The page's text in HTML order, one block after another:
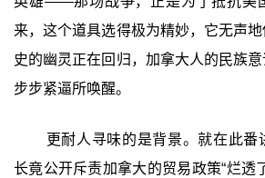
来，这个道具选得极为精妙，它无声
史的幽灵正在回归，加拿大人的民族
步步紧逼所唤醒。
更耐人寻味的是背景。就在此番
长竟公开斥责加拿大的贸易政策“烂透